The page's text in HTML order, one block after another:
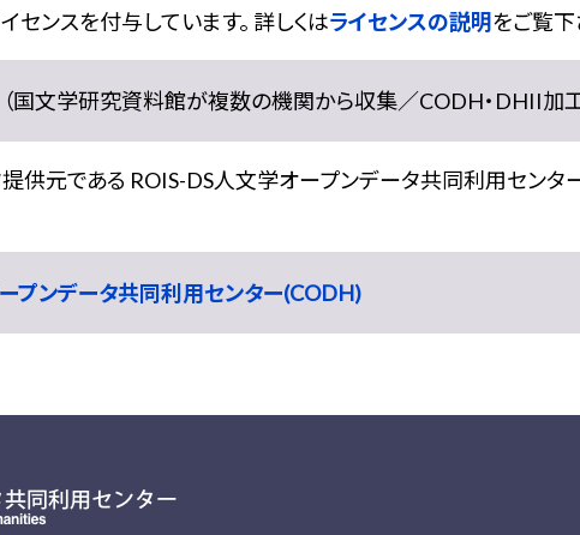
センスを付与しています。 詳しくはライセンスの説明をご覧下
（国文学研究資料館が複数の機関から収集／CODH・DHII
供元である ROIS-DS人文学オープンデータ共同利用センタ
プンデータ共同利用センター(CODH)